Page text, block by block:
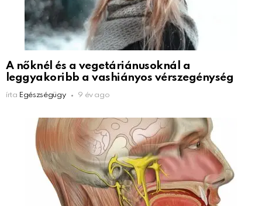
A nőknél és a vegetáriánusoknál a
leggyakoribb a vashiányos vérszegénység
írta Egészségügy 9 év ago